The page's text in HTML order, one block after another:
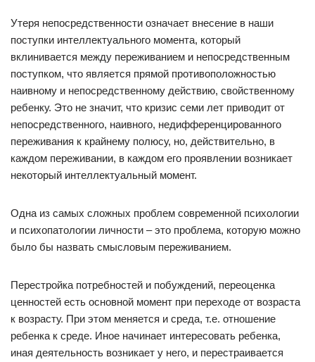
Утеря непосредственности означает внесение в наши
поступки интеллектуального момента, который
вклинивается между переживанием и непосредственным
поступком, что является прямой противоположностью
наивному и непосредственному действию, свойственному
ребенку. Это не значит, что кризис семи лет приводит от
непосредственного, наивного, недифференцированного
переживания к крайнему полюсу, но, действительно, в
каждом переживании, в каждом его проявлении возникает
некоторый интеллектуальный момент.
Одна из самых сложных проблем современной психологии
и психопатологии личности – это проблема, которую можно
было бы назвать смысловым переживанием.
Перестройка потребностей и побуждений, переоценка
ценностей есть основной момент при переходе от возраста
к возрасту. При этом меняется и среда, т.е. отношение
ребенка к среде. Иное начинает интересовать ребенка,
иная деятельность возникает у него, и перестраивается